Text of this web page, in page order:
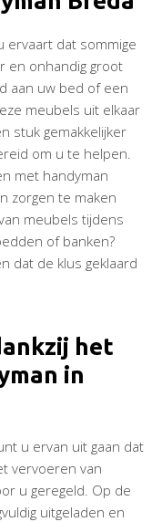
ervaart dat sommige
en onhandig groot
aan uw bed of een
meubels uit elkaar
stuk gemakkelijker
om u te helpen.
met handyman
zorgen te maken
meubels tijdens
of banken?
dat de klus geklaard
het
in
u ervan uit gaan dat
vervoeren van
u geregeld. Op de
uitgeladen en